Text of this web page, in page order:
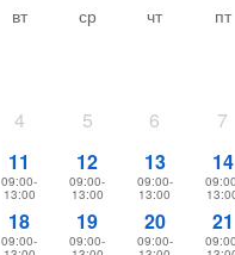
вт ср чт пт
4 5 6 7
11
09:00-
13:00
12
09:00-
13:00
13
09:00-
13:00
14
18
09:00-
19
09:00-
20
09:00-
21